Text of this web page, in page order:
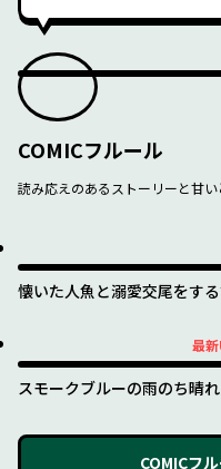
COMICフルール
読み応えのあるストーリーと甘
懐いた人魚と溺愛交尾をす
最
スモークブルーの雨のち晴れ
COMICフ